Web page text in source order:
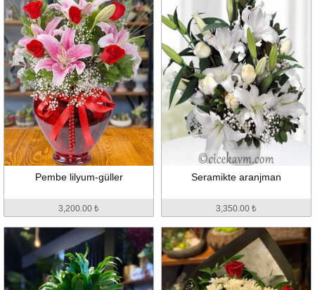
Pembe lilyum-güller
3,200.00 ₺
Seramikte aranjman
3,350.00 ₺